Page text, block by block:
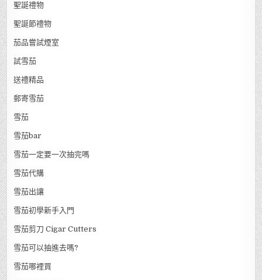
聖誕禮物
聖誕節禮物
茄品嘗試煙室
試雪茄
送禮精品
郵寄雪茄
雪茄
雪茄bar
雪茄一定要一次抽完嗎
雪茄代購
雪茄出讓
雪茄初學新手入門
雪茄剪刀 Cigar Cutters
雪茄可以抽進去嗎?
雪茄哪裡買